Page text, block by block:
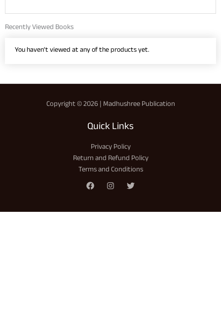
Recently Viewed Books
You haven't viewed at any of the products yet.
Copyright © 2026 | Madhushree Publication
Quick Links
Privacy Policy
Return and Refund Policy
Terms and Conditions